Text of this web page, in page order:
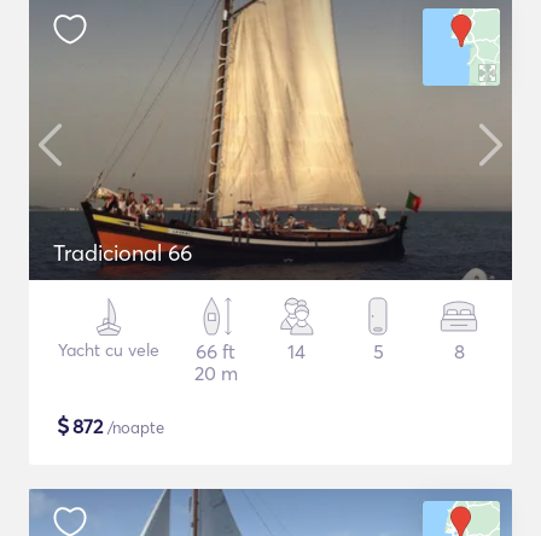
Tradicional 66
Yacht cu vele
66 ft
20 m
14 5 8
$872/noapte